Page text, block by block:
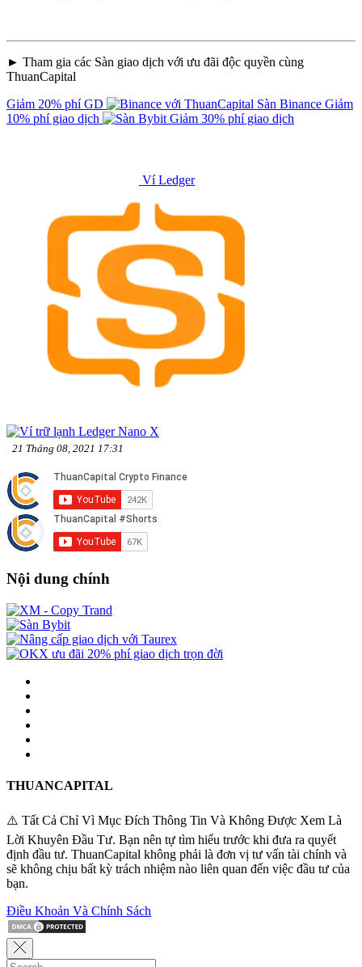
► Tham gia các Sàn giao dịch với ưu đãi độc quyền cùng
ThuanCapital
Giảm 20% phí GD
Sàn Binance Giảm
10% phí giao dịch
Giảm 30% phí giao dịch
Ví Ledger
21 Tháng 08, 2021 17:31
Nội dung chính
THUANCAPITAL
⚠️ Tất Cả Chỉ Vì Mục Đích Thông Tin Và Không Được Xem Là
Lời Khuyên Đầu Tư. Bạn nên tự tìm hiểu trước khi đưa ra quyết
định đầu tư. ThuanCapital không phải là đơn vị tư vấn tài chính và
sẽ không chịu bất kỳ trách nhiệm nào liên quan đến việc đầu tư của
bạn.
Điều Khoản Và Chính Sách